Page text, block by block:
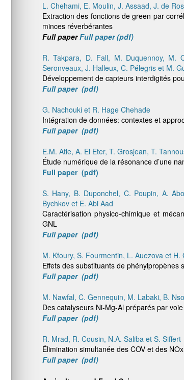
L. Chehami, E. Moulin, J. Assaad, J. de
Extraction des fonctions de green par
minces réverbérantes
Full paperFull paper (pdf)
R. Takpara, D. Fall, M. Duquennoy, M.
Seronveaux, J. Halleux, C. Pélegris et M.
Développement de capteurs interdigités
Full paper (pdf)
G. Nachouki et R. Hage Chehade
Intégration de données: contextes et
Full paper (pdf)
E.M. Atie, A. El Eter, T. Grosjean, T.
Étude numérique de la résonance d’une
Full paper (pdf)
S. Hany, B. Duponchel, C. Poupin, A.
Bychkov et E. Abi Aad
Caractérisation physico-chimique et
GNL
Full paper (pdf)
M. Kfoury, S. Fourmentin, L. Auezova et H.
Effets des substituants de phénylpropènes
Full paper (pdf)
M. Nawfal, C. Gennequin, M. Labaki, B.
Des catalyseurs Ni-Mg-Al préparés par
Full paper (pdf)
R. Mrad, R. Cousin, N.A. Saliba et S. Siffert
Élimination simultanée des COV et des
Full paper (pdf)